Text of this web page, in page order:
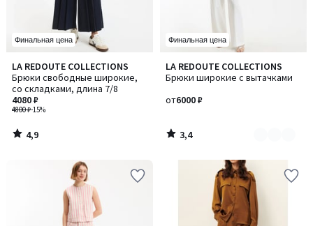
Финальная цена
LA REDOUTE COLLECTIONS
Брюки свободные широкие,
со складками, длина 7/8
4800 ₽-15%
4080 ₽
4,9
/ 5
4,9
/
Финальная цена
LA REDOUTE COLLECTIONS
Брюки широкие с вытачками
от6000 ₽
3,4
/ 5
Количество
цветов:
3,4
/